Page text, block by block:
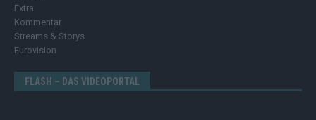
Extra
Kommentar
Streams & Storys
Eurovision
FLASH – DAS VIDEOPORTAL